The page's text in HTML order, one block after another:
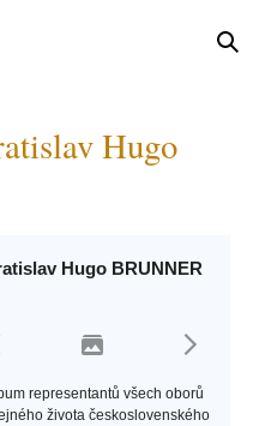
Hugo
Hugo BRUNNER
representantů všech oborů
života československého